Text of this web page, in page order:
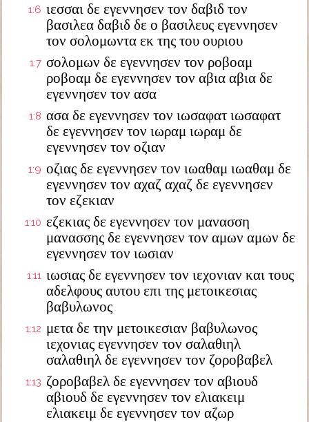
1:6 ιεσσαι δε εγεννησεν τον δαβιδ τον
βασιλεα δαβιδ δε ο βασιλευς εγεννησεν
τον σολομωντα εκ της του ουριου
1:7 σολομων δε εγεννησεν τον ροβοαμ
ροβοαμ δε εγεννησεν τον αβια αβια δε
εγεννησεν τον ασα
1:8 ασα δε εγεννησεν τον ιωσαφατ ιωσαφατ
δε εγεννησεν τον ιωραμ ιωραμ δε
εγεννησεν τον οζιαν
1:9 οζιας δε εγεννησεν τον ιωαθαμ ιωαθαμ δε
εγεννησεν τον αχαζ αχαζ δε εγεννησεν
τον εζεκιαν
1:10 εζεκιας δε εγεννησεν τον μανασση
μανασσης δε εγεννησεν τον αμων αμων δε
εγεννησεν τον ιωσιαν
1:11 ιωσιας δε εγεννησεν τον ιεχονιαν και τους
αδελφους αυτου επι της μετοικεσιας
βαβυλωνος
1:12 μετα δε την μετοικεσιαν βαβυλωνος
ιεχονιας εγεννησεν τον σαλαθιηλ
σαλαθιηλ δε εγεννησεν τον ζοροβαβελ
1:13 ζοροβαβελ δε εγεννησεν τον αβιουδ
αβιουδ δε εγεννησεν τον ελιακειμ
ελιακειμ δε εγεννησεν τον αζωρ